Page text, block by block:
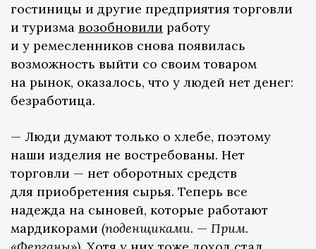
гостиницы и другие предприятия торговли
и туризма возобновили работу
и у ремесленников снова появилась
возможность выйти со своим товаром
на рынок, оказалось, что у людей нет денег:
безработица.
— Люди думают только о хлебе, поэтому
наши изделия не востребованы. Нет
торговли — нет оборотных средств
для приобретения сырья. Теперь все
надежда на сыновей, которые работают
мардикорами (поденщиками. — Прим.